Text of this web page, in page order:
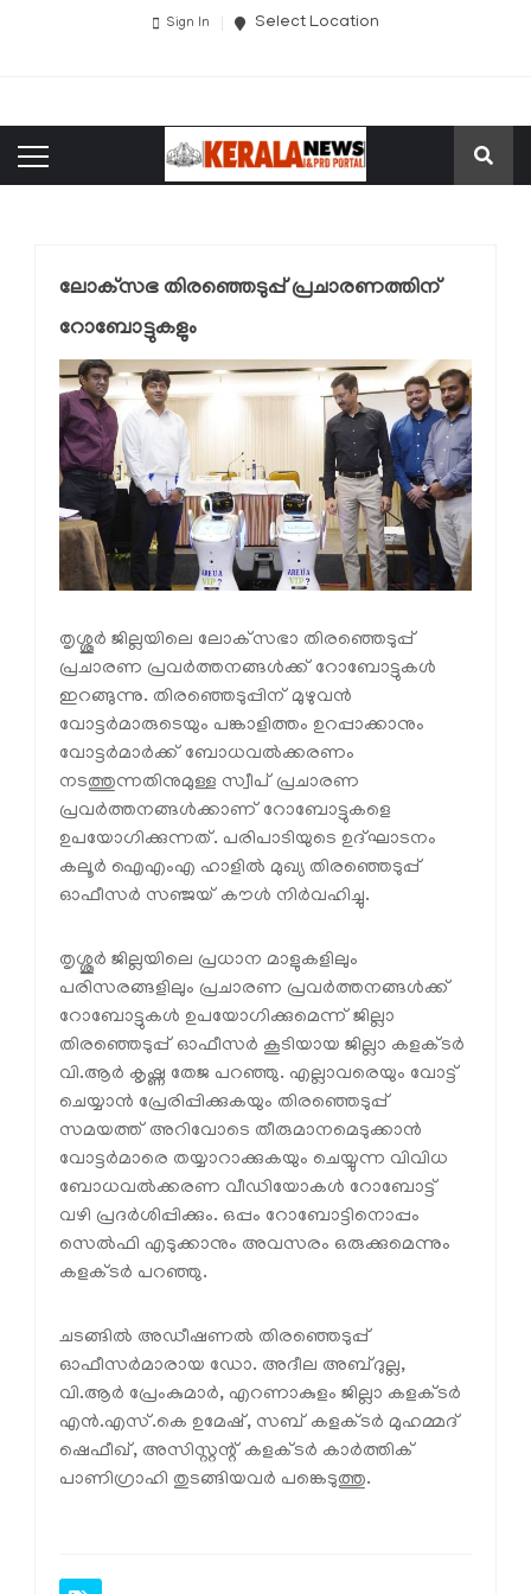
Sign In Select Location
ലോക്‌സഭ തിരഞ്ഞെടുപ്പ് പ്രചാരണത്തിന്
റോബോട്ടുകളും
തൃശ്ശൂര്‍ ജില്ലയിലെ ലോക്‌സഭാ തിരഞ്ഞെടുപ്പ്
പ്രചാരണ പ്രവര്‍ത്തനങ്ങള്‍ക്ക് റോബോട്ടുകൾ
ഇറങ്ങുന്നു. തിരഞ്ഞെടുപ്പിന് മുഴുവന്‍
വോട്ടര്‍മാരുടെയും പങ്കാളിത്തം ഉറപ്പാക്കാനും
വോട്ടര്‍മാര്‍ക്ക് ബോധവല്‍ക്കരണം
നടത്തുന്നതിനുമുള്ള സ്വീപ് പ്രചാരണ
പ്രവര്‍ത്തനങ്ങള്‍ക്കാണ് റോബോട്ടുകളെ
ഉപയോഗിക്കുന്നത്. പരിപാടിയുടെ ഉദ്ഘാടനം
കലൂര്‍ ഐഎംഎ ഹാളില്‍ മുഖ്യ തിരഞ്ഞെടുപ്പ്
ഓഫീസര്‍ സഞ്ജയ് കൗള്‍ നിര്‍വഹിച്ചു.
തൃശ്ശൂര്‍ ജില്ലയിലെ പ്രധാന മാളുകളിലും
പരിസരങ്ങളിലും പ്രചാരണ പ്രവര്‍ത്തനങ്ങള്‍ക്ക്
റോബോട്ടുകള്‍ ഉപയോഗിക്കുമെന്ന് ജില്ലാ
തിരഞ്ഞെടുപ്പ് ഓഫീസര്‍ കൂടിയായ ജില്ലാ കളക്ടര്‍
വി.ആര്‍ കൃഷ്ണ തേജ പറഞ്ഞു. എല്ലാവരെയും വോട്ട്
ചെയ്യാന്‍ പ്രേരിപ്പിക്കുകയും തിരഞ്ഞെടുപ്പ്
സമയത്ത് അറിവോടെ തീരുമാനമെടുക്കാന്‍
വോട്ടര്‍മാരെ തയ്യാറാക്കുകയും ചെയ്യുന്ന വിവിധ
ബോധവല്‍ക്കരണ വീഡിയോകള്‍ റോബോട്ട്
വഴി പ്രദര്‍ശിപ്പിക്കും. ഒപ്പം റോബോട്ടിനൊപ്പം
സെല്‍ഫി എടുക്കാനും അവസരം ഒരുക്കുമെന്നും
കളക്ടര്‍ പറഞ്ഞു.
ചടങ്ങില്‍ അഡീഷണല്‍ തിരഞ്ഞെടുപ്പ്
ഓഫീസര്‍മാരായ ഡോ. അദീല അബ്ദുല്ല,
വി.ആര്‍ പ്രേംകുമാര്‍, എറണാകുളം ജില്ലാ കളക്ടര്‍
എന്‍.എസ്.കെ ഉമേഷ്, സബ് കളക്ടര്‍ മുഹമ്മദ്
ഷെഫീഖ്, അസിസ്റ്റന്റ് കളക്ടര്‍ കാര്‍ത്തിക്
പാണിഗ്രാഹി തുടങ്ങിയവര്‍ പങ്കെടുത്തു.